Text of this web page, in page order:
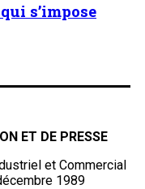
s’impose
ET DE PRESSE
et Commercial
1989